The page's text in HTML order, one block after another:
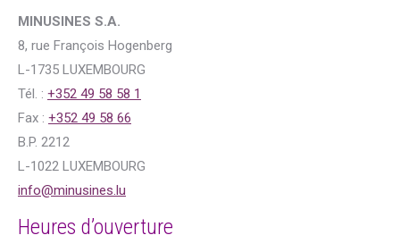
MINUSINES S.A.
8, rue François Hogenberg
L-1735 LUXEMBOURG
Tél. : +352 49 58 58 1
Fax : +352 49 58 66
B.P. 2212
L-1022 LUXEMBOURG
info@minusines.lu
Heures d’ouverture